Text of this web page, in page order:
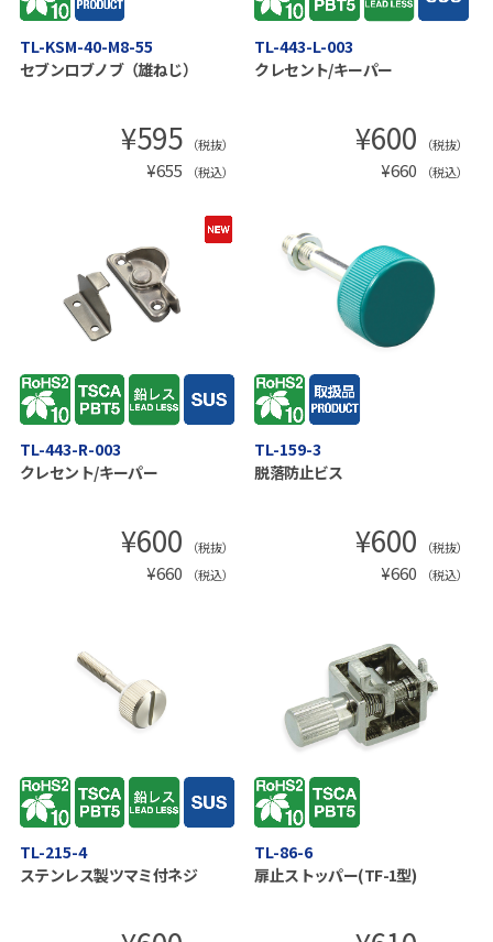
TL-KSM-40-M8-55
セブンロブノブ（雄ねじ）
¥595 （税抜）
¥655 （税込）
TL-443-L-003
クレセント/キーパー
¥600 （税抜）
¥660 （税込）
TL-443-R-003
クレセント/キーパー
¥600 （税抜）
¥660 （税込）
TL-159-3
脱落防止ビス
¥600 （税抜）
¥660 （税込）
TL-215-4
ステンレス製ツマミ付ネジ
TL-86-6
扉止ストッパー(TF-1型)